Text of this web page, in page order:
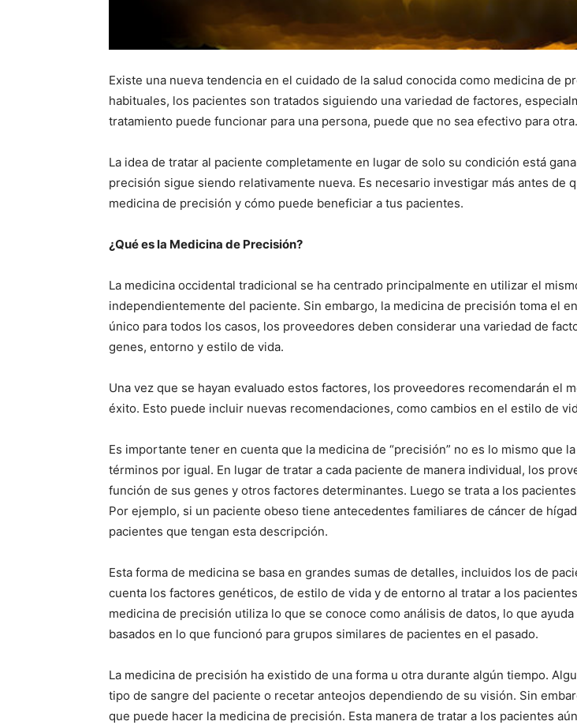
I WANT IN
Existe una nueva tendencia en el cuidado de la salud conocida como medicina de
habituales, los pacientes son tratados siguiendo una variedad de factores,
tratamiento puede funcionar para una persona, puede que no sea efectivo para otra.
La idea de tratar al paciente completamente en lugar de solo su condición está
precisión sigue siendo relativamente nueva. Es necesario investigar más antes
medicina de precisión y cómo puede beneficiar a tus pacientes.
¿Qué es la Medicina de Precisión?
La medicina occidental tradicional se ha centrado principalmente en utilizar el
independientemente del paciente. Sin embargo, la medicina de precisión toma el
único para todos los casos, los proveedores deben considerar una variedad de
genes, entorno y estilo de vida.
Una vez que se hayan evaluado estos factores, los proveedores recomendarán el
éxito. Esto puede incluir nuevas recomendaciones, como cambios en el estilo de
Es importante tener en cuenta que la medicina de “precisión” no es lo mismo que
términos por igual. En lugar de tratar a cada paciente de manera individual, los
función de sus genes y otros factores determinantes. Luego se trata a los
Por ejemplo, si un paciente obeso tiene antecedentes familiares de cáncer de
pacientes que tengan esta descripción.
Esta forma de medicina se basa en grandes sumas de detalles, incluidos los de
cuenta los factores genéticos, de estilo de vida y de entorno al tratar a los
medicina de precisión utiliza lo que se conoce como análisis de datos, lo que
basados en lo que funcionó para grupos similares de pacientes en el pasado.
La medicina de precisión ha existido de una forma u otra durante algún tiempo.
tipo de sangre del paciente o recetar anteojos dependiendo de su visión. Sin
que puede hacer la medicina de precisión. Esta manera de tratar a los pacientes